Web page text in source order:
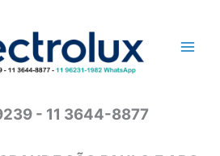
- 11 3644-8877